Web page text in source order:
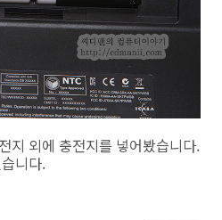
지 외에 충전지를 넣어봤습니다.
니다.